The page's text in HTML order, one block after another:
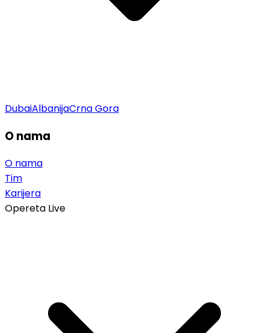
DubaiAlbanijaCrna Gora
O nama
O nama
Tim
Karijera
Opereta Live